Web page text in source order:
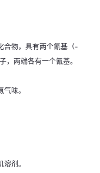
合物，具有两个氰基（-
，两端各有一个氰基。
味。
剂。